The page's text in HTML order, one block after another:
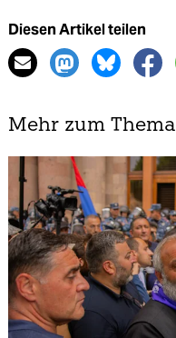
Diesen Artikel teilen
Mehr zum Thema